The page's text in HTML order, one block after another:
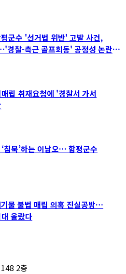
군수 '선거법 위반' 고발 사건,
경찰-측근 골프회동' 공정성 논란
립 취재요청에 '경찰서 가서
침묵’하는 이남오… 함평군수
물 불법 매립 의혹 진실공방…
올랐다
2층